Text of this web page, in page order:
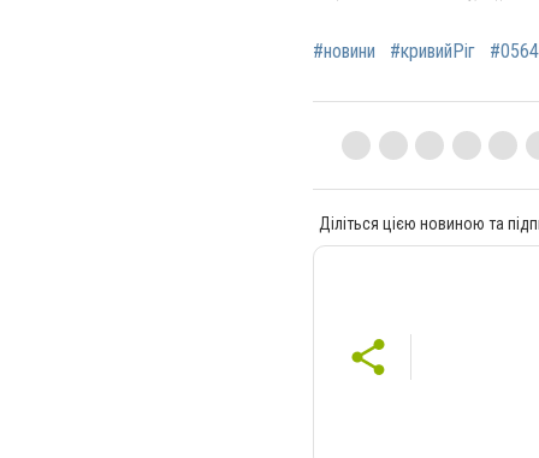
#новини #кривийРіг
Діліться цією новиною та